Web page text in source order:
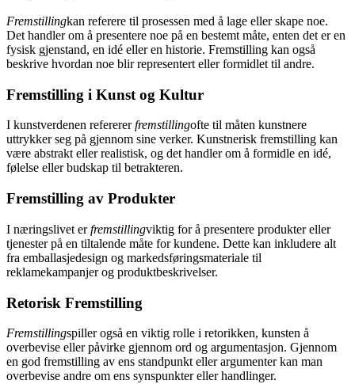
Fremstillingkan referere til prosessen med å lage eller skape noe.
Det handler om å presentere noe på en bestemt måte, enten det er en
fysisk gjenstand, en idé eller en historie. Fremstilling kan også
beskrive hvordan noe blir representert eller formidlet til andre.
Fremstilling i Kunst og Kultur
I kunstverdenen referererfremstillingofte til måten kunstnere
uttrykker seg på gjennom sine verker. Kunstnerisk fremstilling kan
være abstrakt eller realistisk, og det handler om å formidle en idé,
følelse eller budskap til betrakteren.
Fremstilling av Produkter
I næringslivet erfremstillingviktig for å presentere produkter eller
tjenester på en tiltalende måte for kundene. Dette kan inkludere alt
fra emballasjedesign og markedsføringsmateriale til
reklamekampanjer og produktbeskrivelser.
Retorisk Fremstilling
Fremstillingspiller også en viktig rolle i retorikken, kunsten å
overbevise eller påvirke gjennom ord og argumentasjon. Gjennom
en god fremstilling av ens standpunkt eller argumenter kan man
overbevise andre om ens synspunkter eller handlinger.